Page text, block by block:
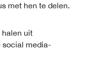
met hen te delen.
halen uit
social media-